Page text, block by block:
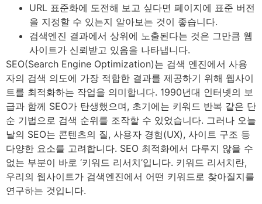
URL 표준화에 도전해 보고 싶다면 페이지에 표준 버전
을 지정할 수 있는지 알아보는 것이 좋습니다.
검색엔진 결과에서 상위에 노출된다는 것은 그만큼 웹
사이트가 신뢰받고 있음을 나타냅니다.
SEO(Search Engine Optimization)는 검색 엔진에서 사용
자의 검색 의도에 가장 적합한 결과를 제공하기 위해 웹사이
트를 최적화하는 작업을 의미합니다. 1990년대 인터넷의 보
급과 함께 SEO가 탄생했으며, 초기에는 키워드 반복 같은 단
순 기법으로 검색 순위를 조작할 수 있었습니다. 그러나 오늘
날의 SEO는 콘텐츠의 질, 사용자 경험(UX), 사이트 구조 등
다양한 요소를 고려합니다. SEO 최적화에서 다루지 않을 수
없는 부분이 바로 ‘키워드 리서치’입니다. 키워드 리서치란,
우리의 웹사이트가 검색엔진에서 어떤 키워드로 찾아질지를
연구하는 것입니다.